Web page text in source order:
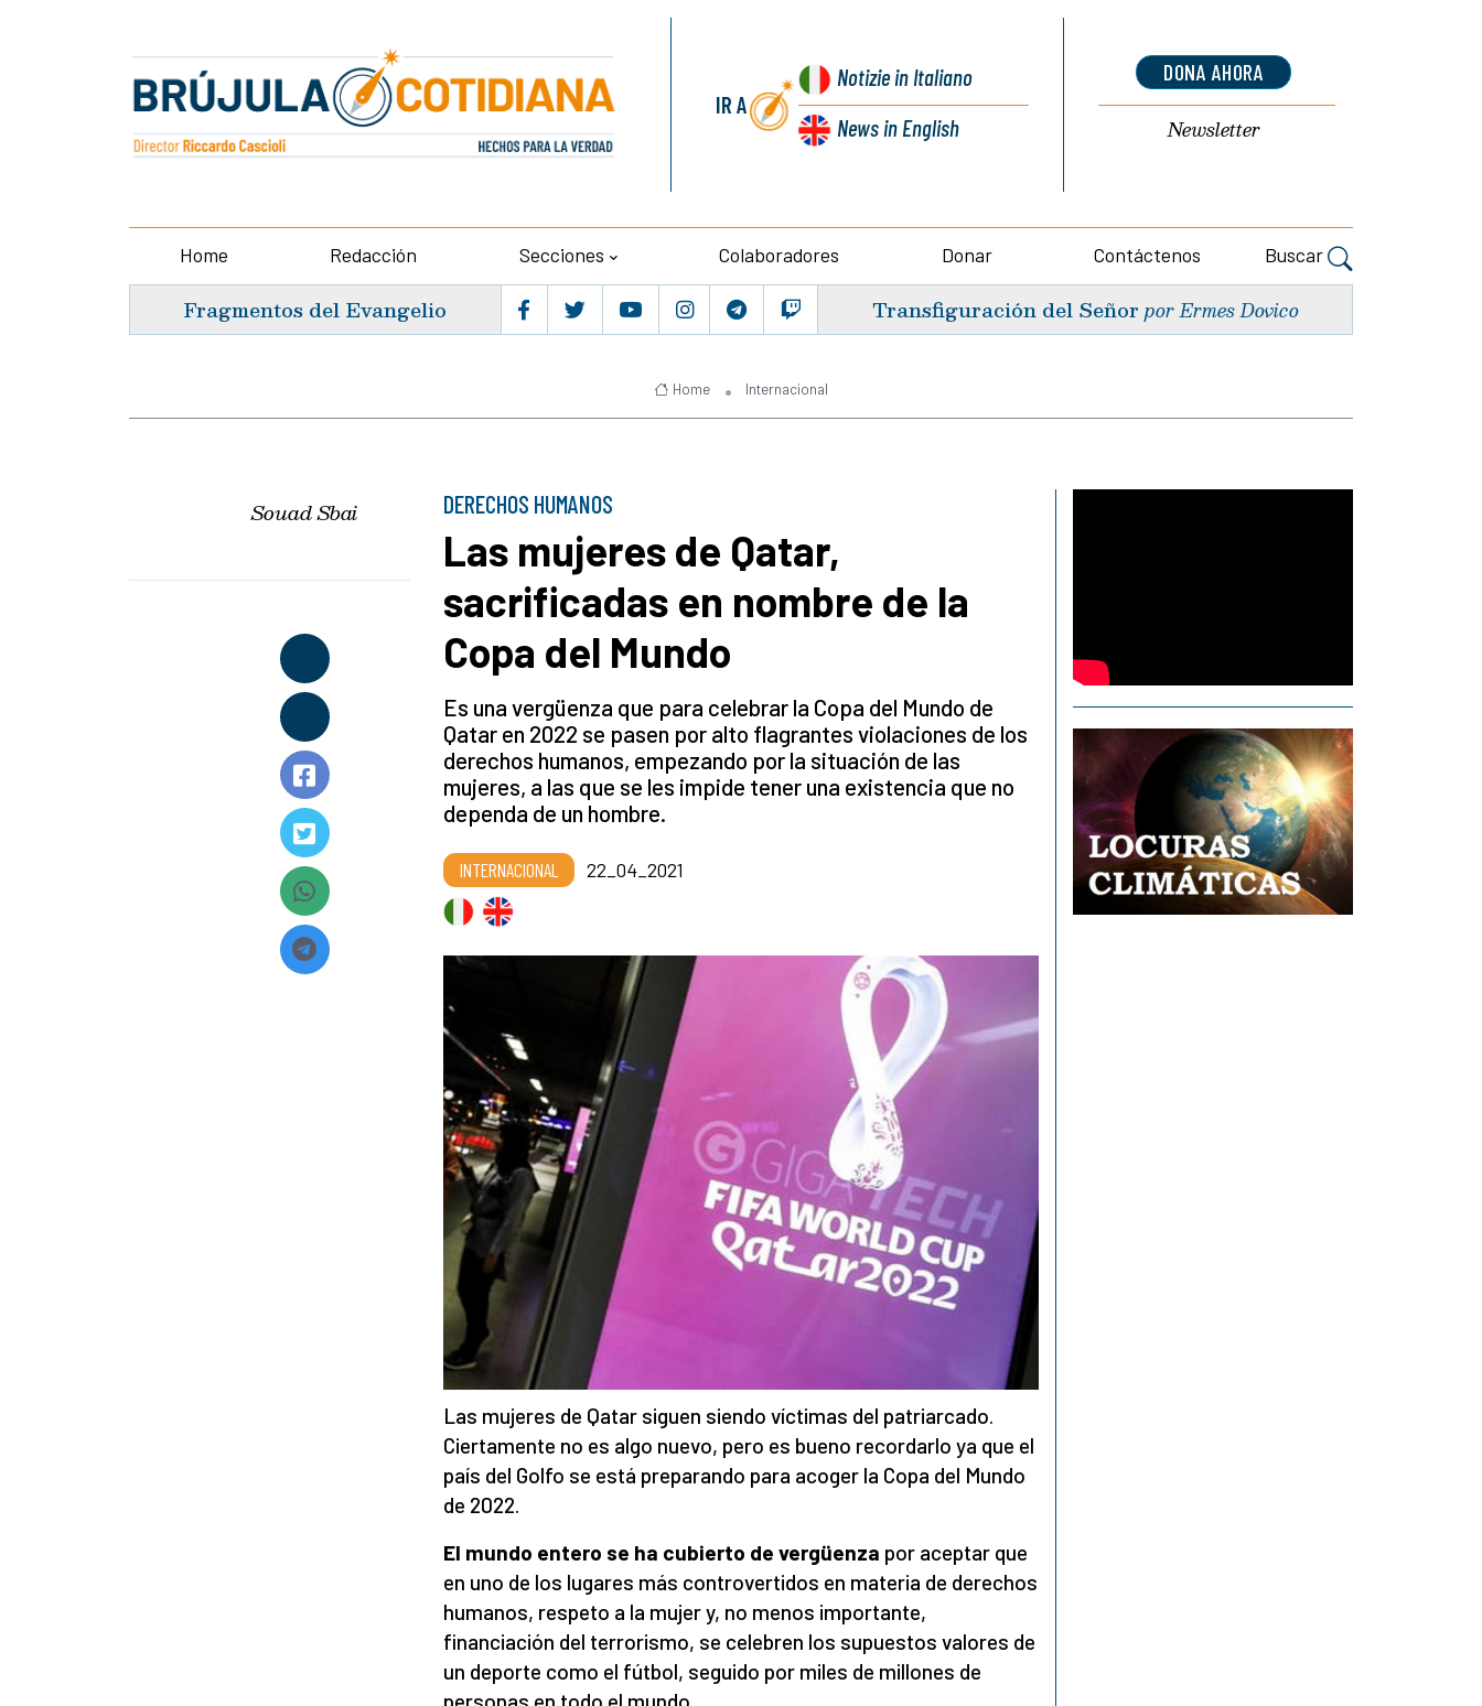
IR A
Notiziein Italiano
News in English
DONA AHORA
Newsletter
Home Redacción Secciones Colaboradores Donar Contáctenos Buscar
Fragmentos del Evangelio Transfiguración del Señor por Ermes Dovico
Home Internacional
Souad Sbai DERECHOS HUMANOS
Las mujeres de Qatar,
sacrificadas en nombre de la
Copa del Mundo
Es una vergüenza que para celebrar la Copa del Mundo de
Qatar en 2022 se pasen por alto flagrantes violaciones de los
derechos humanos, empezando por la situación de las
mujeres, a las que se les impide tener una existencia que no
dependa de un hombre.
INTERNACIONAL 22_04_2021
Las mujeres de Qatar siguen siendo víctimas del patriarcado.
Ciertamente no es algo nuevo, pero es bueno recordarlo ya que el
país del Golfo se está preparando para acoger la Copa del Mundo
de 2022.
El mundo entero se ha cubierto de vergüenza por aceptar que
en uno de los lugares más controvertidos en materia de derechos
humanos, respeto a la mujer y, no menos importante,
financiación del terrorismo, se celebren los supuestos valores de
un deporte como el fútbol, seguido por miles de millones de